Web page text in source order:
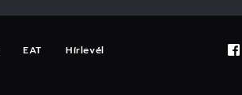
EAT Hírlevél